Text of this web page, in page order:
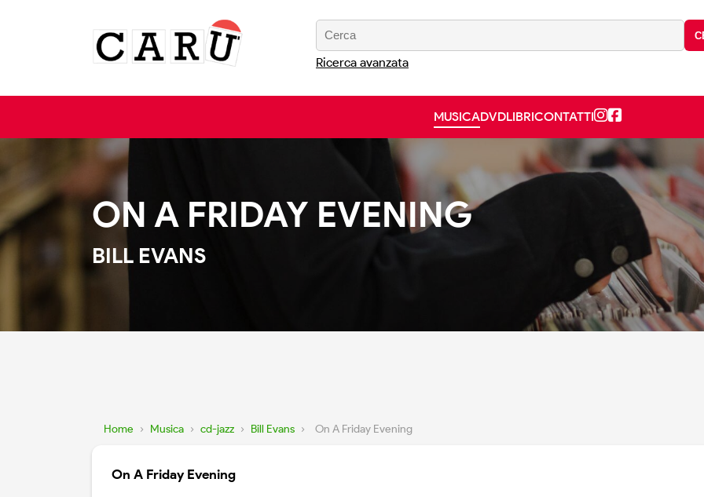
Ricerca avanzata
MUSICADVDLIBRICONTATTI
ON A FRIDAY EVENING
BILL EVANS
Home › Musica › cd-jazz › Bill Evans › On A Friday Evening
On A Friday Evening